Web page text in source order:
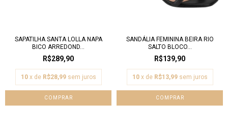
SAPATILHA SANTA LOLLA NAPA
BICO ARREDOND...
R$289,90
10 x de R$28,99 sem juros
COMPRAR
SANDÁLIA FEMININA BEIRA RIO
SALTO BLOCO...
R$139,90
10 x de R$13,99 sem juros
COMPRAR